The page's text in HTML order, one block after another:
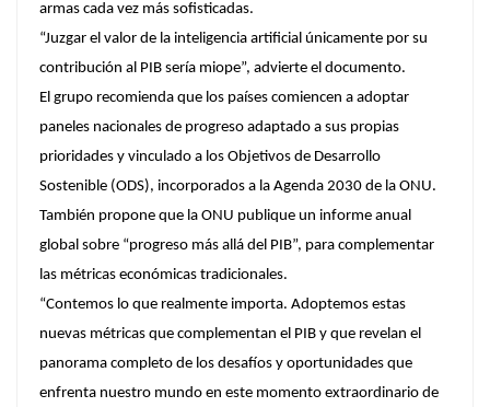
armas cada vez más sofisticadas.
“Juzgar el valor de la inteligencia artificial únicamente por su
contribución al PIB sería miope”, advierte el documento.
El grupo recomienda que los países comiencen a adoptar
paneles nacionales de progreso adaptado a sus propias
prioridades y vinculado a los Objetivos de Desarrollo
Sostenible (ODS), incorporados a la Agenda 2030 de la ONU.
También propone que la ONU publique un informe anual
global sobre “progreso más allá del PIB”, para complementar
las métricas económicas tradicionales.
“Contemos lo que realmente importa. Adoptemos estas
nuevas métricas que complementan el PIB y que revelan el
panorama completo de los desafíos y oportunidades que
enfrenta nuestro mundo en este momento extraordinario de